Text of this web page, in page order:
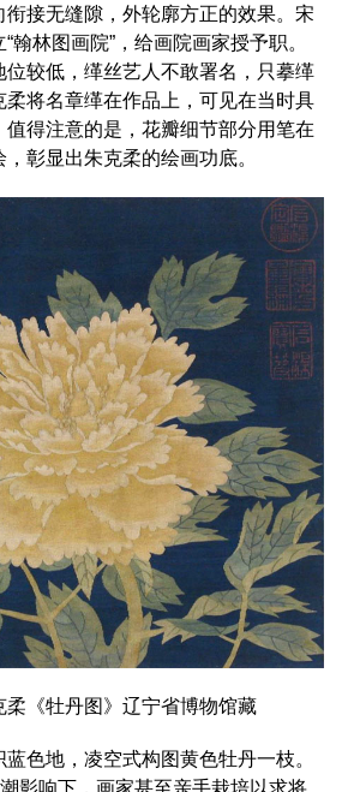
接无缝隙，外轮廓方正的效果。宋
翰林图画院”，给画院画家授予职。
位较低，缂丝艺人不敢署名，只摹缂
柔将名章缂在作品上，可见在当时具
得注意的是，花瓣细节部分用笔在
彰显出朱克柔的绘画功底。
柔《牡丹图》辽宁省博物馆藏
地，凌空式构图黄色牡丹一枝。
影响下，画家甚至亲手栽培以求将